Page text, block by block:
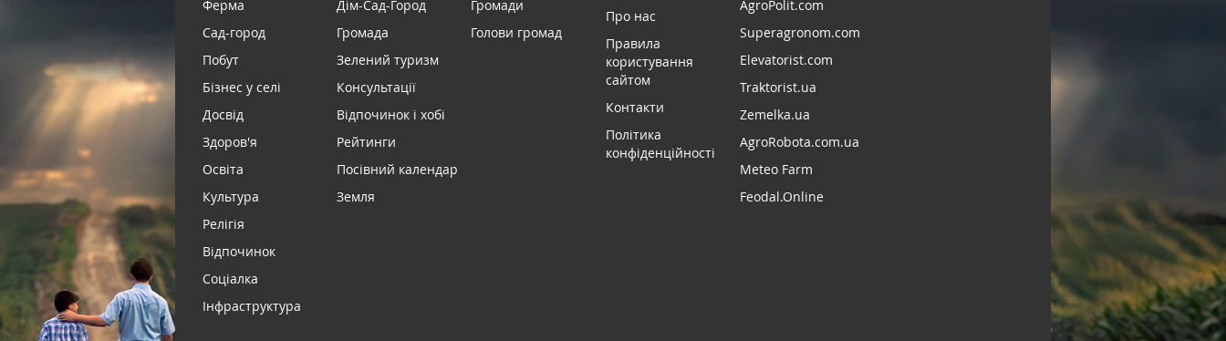
Ферма
Сад-город
Побут
Бізнес у селі
Досвід
Здоров'я
Освіта
Культура
Релігія
Відпочинок
Соціалка
Інфраструктура
Дім-Сад-Город
Громада
Зелений туризм
Консультації
Відпочинок і хобі
Рейтинги
Посівний календар
Земля
Громади
Голови громад
Про нас
Правила
користування
сайтом
Контакти
Політика
конфіденційності
AgroPolit.com
Superagronom.com
Elevatorist.com
Traktorist.ua
Zemelka.ua
AgroRobota.com.ua
Meteo Farm
Feodal.Online